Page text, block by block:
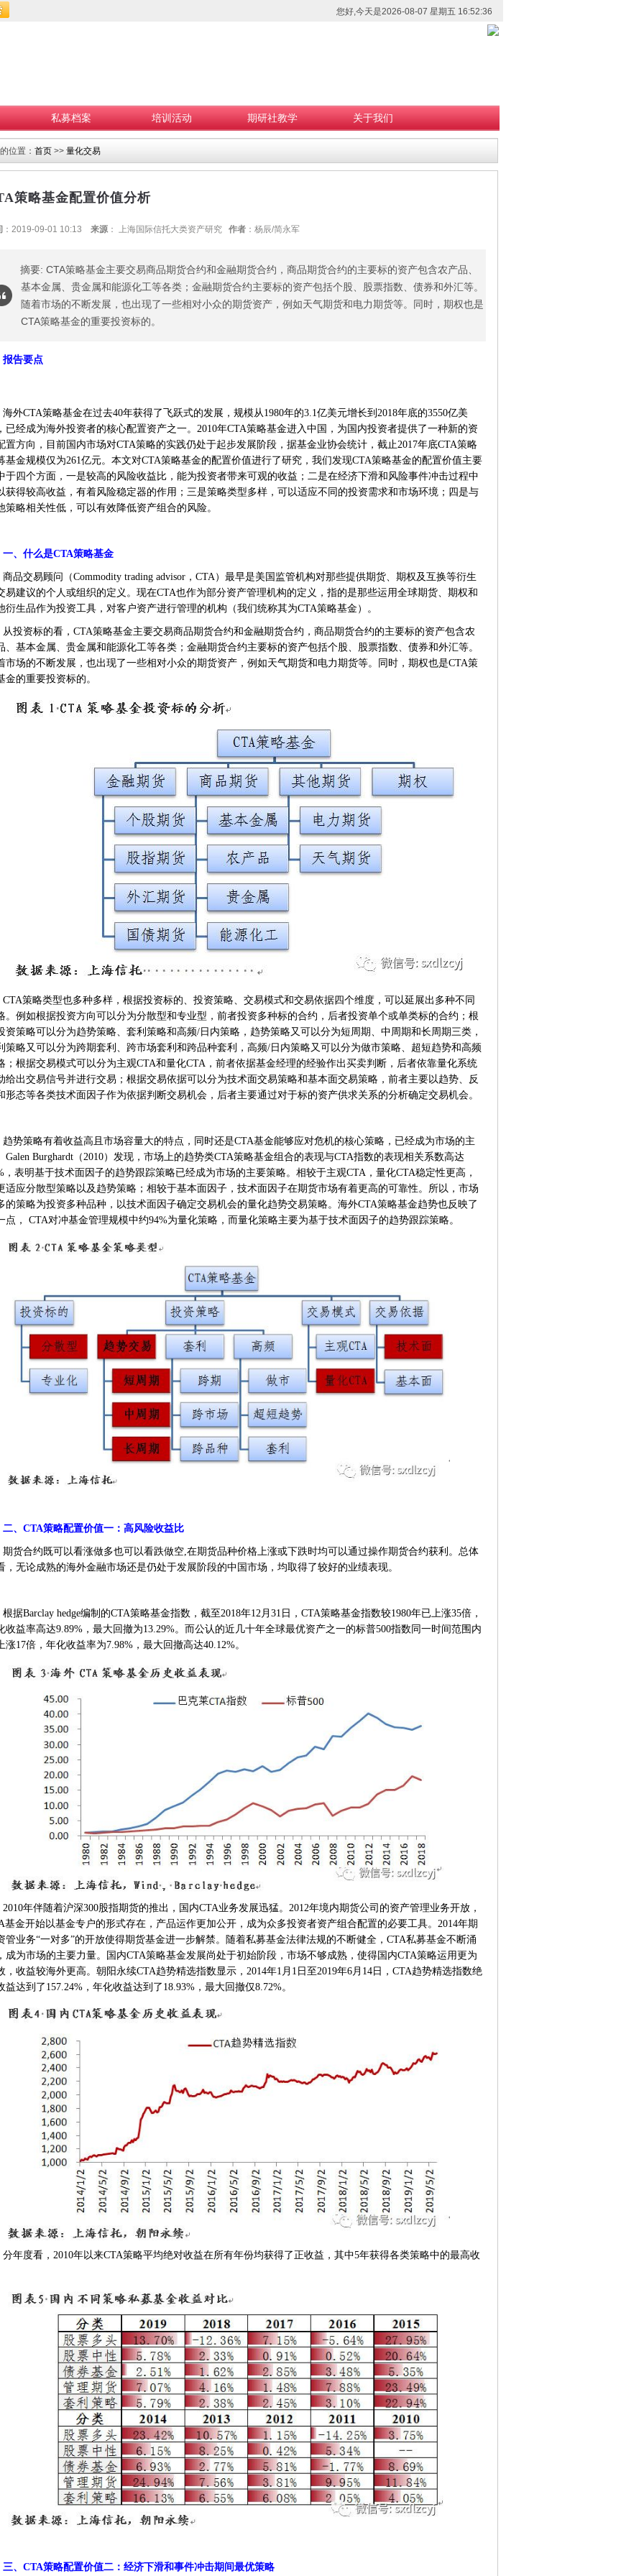
您好,今天是2026-08-07 星期五 16:52:36
私募档案 培训活动 期研社教学 关于我们
位置： 首页 >> 量化交易
策略基金配置价值分析
：2019-09-01 10:13 来源： 上海国际信托大类资产研究 作者 ：杨辰/简永军
摘要: CTA策略基金主要交易商品期货合约和金融期货合约，商品期货合约的主要标的资产包含农产品、
基本金属、贵金属和能源化工等各类；金融期货合约主要标的资产包括个股、股票指数、债券和外汇等。
随着市场的不断发展，也出现了一些相对小众的期货资产，例如天气期货和电力期货等。同时，期权也是
CTA策略基金的重要投资标的。
报告要点
海外CTA策略基金在过去40年获得了飞跃式的发展，规模从1980年的3.1亿美元增长到2018年底的3550亿美
已经成为海外投资者的核心配置资产之一。2010年CTA策略基金进入中国，为国内投资者提供了一种新的资
置方向，目前国内市场对CTA策略的实践仍处于起步发展阶段，据基金业协会统计，截止2017年底CTA策略
基金规模仅为261亿元。本文对CTA策略基金的配置价值进行了研究，我们发现CTA策略基金的配置价值主要
于四个方面，一是较高的风险收益比，能为投资者带来可观的收益；二是在经济下滑和风险事件冲击过程中
获得较高收益，有着风险稳定器的作用；三是策略类型多样，可以适应不同的投资需求和市场环境；四是与
策略相关性低，可以有效降低资产组合的风险。
一、什么是CTA策略基金
商品交易顾问（Commodity trading advisor，CTA）最早是美国监管机构对那些提供期货、期权及互换等衍生
易建议的个人或组织的定义。现在CTA也作为部分资产管理机构的定义，指的是那些运用全球期货、期权和
衍生品作为投资工具，对客户资产进行管理的机构（我们统称其为CTA策略基金）。
从投资标的看，CTA策略基金主要交易商品期货合约和金融期货合约，商品期货合约的主要标的资产包含农
、基本金属、贵金属和能源化工等各类；金融期货合约主要标的资产包括个股、股票指数、债券和外汇等。
市场的不断发展，也出现了一些相对小众的期货资产，例如天气期货和电力期货等。同时，期权也是CTA策
金的重要投资标的。
CTA策略类型也多种多样，根据投资标的、投资策略、交易模式和交易依据四个维度，可以延展出多种不同
。例如根据投资方向可以分为分散型和专业型，前者投资多种标的合约，后者投资单个或单类标的合约；根
资策略可以分为趋势策略、套利策略和高频/日内策略，趋势策略又可以分为短周期、中周期和长周期三类，
策略又可以分为跨期套利、跨市场套利和跨品种套利，高频/日内策略又可以分为做市策略、超短趋势和高频
；根据交易模式可以分为主观CTA和量化CTA，前者依据基金经理的经验作出买卖判断，后者依靠量化系统
给出交易信号并进行交易；根据交易依据可以分为技术面交易策略和基本面交易策略，前者主要以趋势、反
形态等各类技术面因子作为依据判断交易机会，后者主要通过对于标的资产供求关系的分析确定交易机会。
趋势策略有着收益高且市场容量大的特点，同时还是CTA基金能够应对危机的核心策略，已经成为市场的主
Galen Burghardt（2010）发现，市场上的趋势类CTA策略基金组合的表现与CTA指数的表现相关系数高达
，表明基于技术面因子的趋势跟踪策略已经成为市场的主要策略。相较于主观CTA，量化CTA稳定性更高，
适应分散型策略以及趋势策略；相较于基本面因子，技术面因子在期货市场有着更高的可靠性。所以，市场
的策略为投资多种品种，以技术面因子确定交易机会的量化趋势交易策略。海外CTA策略基金趋势也反映了
点， CTA对冲基金管理规模中约94%为量化策略，而量化策略主要为基于技术面因子的趋势跟踪策略。
二、CTA策略配置价值一： 高风险收益比
期货合约既可以看涨做多也可以看跌做空,在期货品种价格上涨或下跌时均可以通过操作期货合约获利。总体
，无论成熟的海外金融市场还是仍处于发展阶段的中国市场，均取得了较好的业绩表现。
根据Barclay hedge编制的CTA策略基金指数，截至2018年12月31日，CTA策略基金指数较1980年已上涨35倍，
收益率高达9.89%，最大回撤为13.29%。而公认的近几十年全球最优资产之一的标普500指数同一时间范围内
涨17倍，年化收益率为7.98%，最大回撤高达40.12%。
2010年伴随着沪深300股指期货的推出，国内CTA业务发展迅猛。2012年境内期货公司的资产管理业务开放，
基金开始以基金专户的形式存在，产品运作更加公开，成为众多投资者资产组合配置的必要工具。2014年期
管业务“一对多”的开放使得期货基金进一步解禁。随着私募基金法律法规的不断健全，CTA私募基金不断涌
成为市场的主要力量。国内CTA策略基金发展尚处于初始阶段，市场不够成熟，使得国内CTA策略运用更为
，收益较海外更高。朝阳永续CTA趋势精选指数显示，2014年1月1日至2019年6月14日，CTA趋势精选指数绝
益达到了157.24%，年化收益达到了18.93%，最大回撤仅8.72%。
分年度看，2010年以来CTA策略平均绝对收益在所有年份均获得了正收益，其中5年获得各类策略中的最高收
三、CTA策略配置价值二： 经济下滑和事件冲击期间最优策略